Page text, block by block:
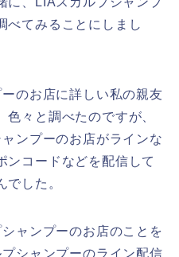
べてみることにしまし
のお店に詳しい私の親友
々と調べたのですが、
ンプーのお店がラインな
ンコードなどを配信して
でした。
ャンプーのお店のことを
シャンプーのライン配信